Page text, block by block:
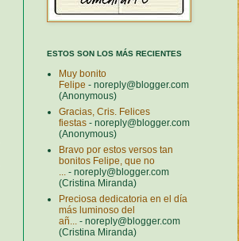
ESTOS SON LOS MÁS RECIENTES
Muy bonito
Felipe - noreply@blogger.com
(Anonymous)
Gracias, Cris. Felices
fiestas - noreply@blogger.com
(Anonymous)
Bravo por estos versos tan
bonitos Felipe, que no
- noreply@blogger.com
(Cristina Miranda)
Preciosa dedicatoria en el día
más luminoso del
añ...
- noreply@blogger.com
(Cristina Miranda)